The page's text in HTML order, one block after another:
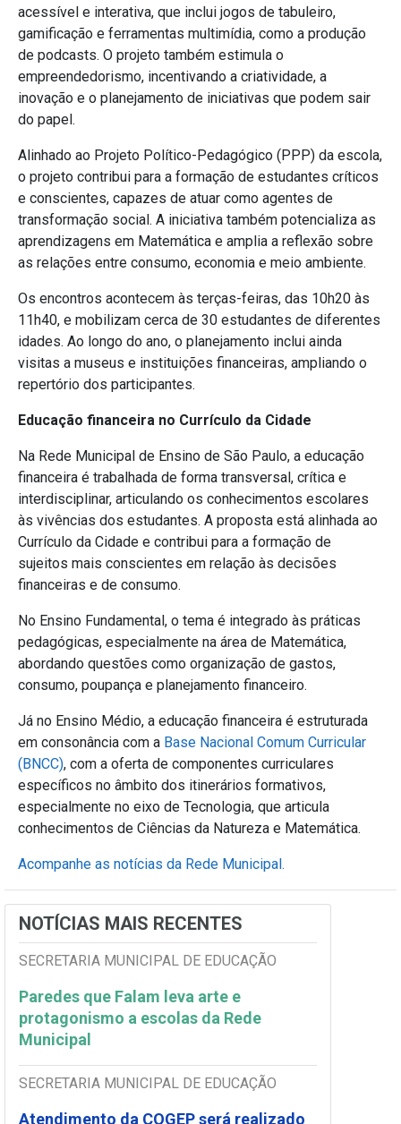
acessível e interativa, que inclui jogos de tabuleiro,
gamificação e ferramentas multimídia, como a produção
de podcasts. O projeto também estimula o
empreendedorismo, incentivando a criatividade, a
inovação e o planejamento de iniciativas que podem sair
do papel.
Alinhado ao Projeto Político-Pedagógico (PPP) da escola,
o projeto contribui para a formação de estudantes críticos
e conscientes, capazes de atuar como agentes de
transformação social. A iniciativa também potencializa as
aprendizagens em Matemática e amplia a reflexão sobre
as relações entre consumo, economia e meio ambiente.
Os encontros acontecem às terças-feiras, das 10h20 às
11h40, e mobilizam cerca de 30 estudantes de diferentes
idades. Ao longo do ano, o planejamento inclui ainda
visitas a museus e instituições financeiras, ampliando o
repertório dos participantes.
Educação financeira no Currículo da Cidade
Na Rede Municipal de Ensino de São Paulo, a educação
financeira é trabalhada de forma transversal, crítica e
interdisciplinar, articulando os conhecimentos escolares
às vivências dos estudantes. A proposta está alinhada ao
Currículo da Cidade e contribui para a formação de
sujeitos mais conscientes em relação às decisões
financeiras e de consumo.
No Ensino Fundamental, o tema é integrado às práticas
pedagógicas, especialmente na área de Matemática,
abordando questões como organização de gastos,
consumo, poupança e planejamento financeiro.
Já no Ensino Médio, a educação financeira é estruturada
em consonância com a Base Nacional Comum Curricular
(BNCC), com a oferta de componentes curriculares
específicos no âmbito dos itinerários formativos,
especialmente no eixo de Tecnologia, que articula
conhecimentos de Ciências da Natureza e Matemática.
Acompanhe as notícias da Rede Municipal.
NOTÍCIAS MAIS RECENTES
SECRETARIA MUNICIPAL DE EDUCAÇÃO
Paredes que Falam leva arte e
protagonismo a escolas da Rede
Municipal
SECRETARIA MUNICIPAL DE EDUCAÇÃO
Atendimento da COGEP será realizado